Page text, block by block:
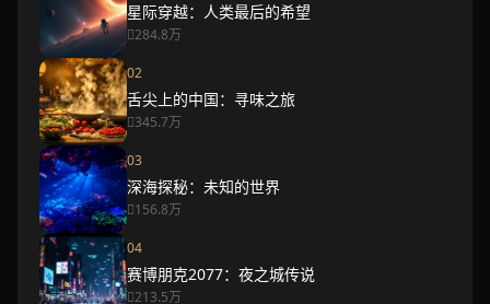
星际穿越：人类最后的希望
284.8万
02
舌尖上的中国：寻味之旅
345.7万
03
深海探秘：未知的世界
156.8万
04
赛博朋克2077：夜之城传说
213.5万